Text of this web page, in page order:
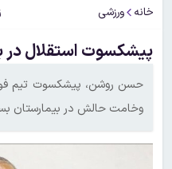
خانه ورزشی
پیشکسوت استقلال در
حسن روشن، پیشکسوت تیم
وخامت حالش در بیمارستان